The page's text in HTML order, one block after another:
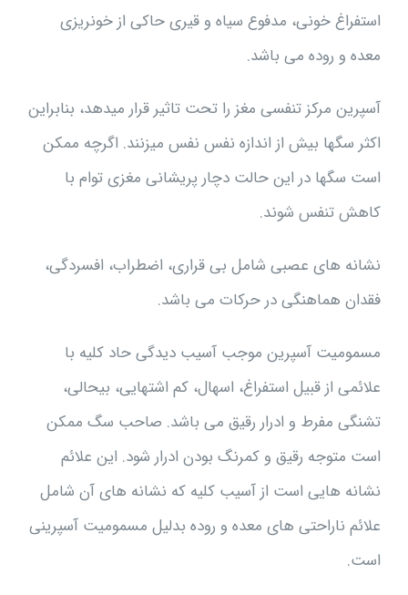
استفراغ خونی، مدفوع سیاه و قیری حاکی از خونریزی
معده و روده می باشد.
آسپرین مرکز تنفسی مغز را تحت تاثیر قرار میدهد، بنابراین
اکثر سگها بیش از اندازه نفس نفس میزنند. اگرچه ممکن
است سگها در این حالت دچار پریشانی مغزی توام با
کاهش تنفس شوند.
نشانه های عصبی شامل بی قراری، اضطراب، افسردگی،
فقدان هماهنگی در حرکات می باشد.
مسمومیت آسپرین موجب آسیب دیدگی حاد کلیه با
علائمی از قبیل استفراغ، اسهال، کم اشتهایی، بیحالی،
تشنگی مفرط و ادرار رقیق می باشد. صاحب سگ ممکن
است متوجه رقیق و کمرنگ بودن ادرار شود. این علائم
نشانه هایی است از آسیب کلیه که نشانه های آن شامل
علائم ناراحتی های معده و روده بدلیل مسمومیت آسپرینی
است.